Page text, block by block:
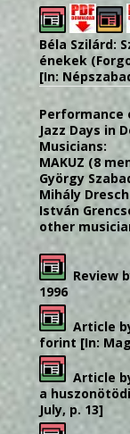
Béla Szilárd:
énekek
[In:
Performance
Jazz Days in
Musicians:
MAKUZ (8
György
Mihály
István
other
Review
1996
Article
forint [In:
Article
a
July, p. 13]